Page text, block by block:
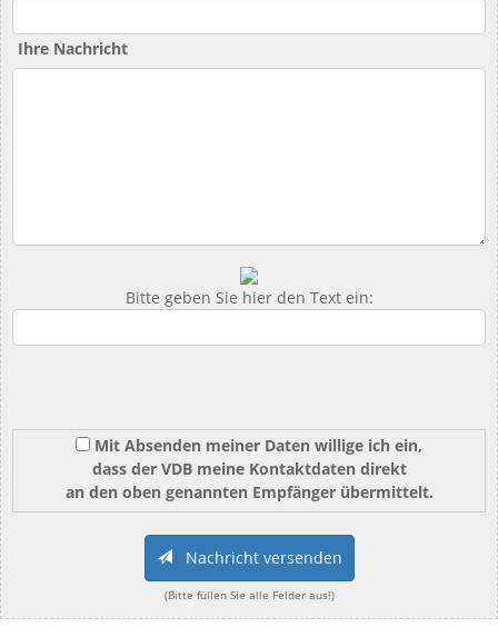
Ihre Nachricht
Bitte geben Sie hier den Text ein:
Mit Absenden meiner Daten willige ich ein,
dass der VDB meine Kontaktdaten direkt
an den oben genannten Empfänger übermittelt.
Nachricht versenden
(Bitte füllen Sie alle Felder aus!)